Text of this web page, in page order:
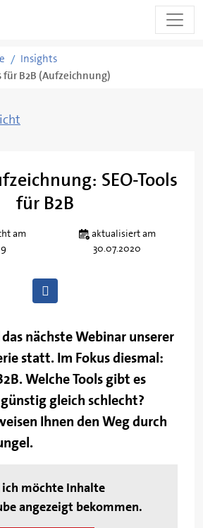
Insights
für B2B (Aufzeichnung)
SEO-Tools
für B2B
Susanna
am
aktualisiert am
30.07.2020
nächste Webinar unserer
statt. Im Fokus diesmal:
Welche Tools gibt es
gleich schlecht?
Ihnen den Weg durch
ich möchte Inhalte
angezeigt bekommen.